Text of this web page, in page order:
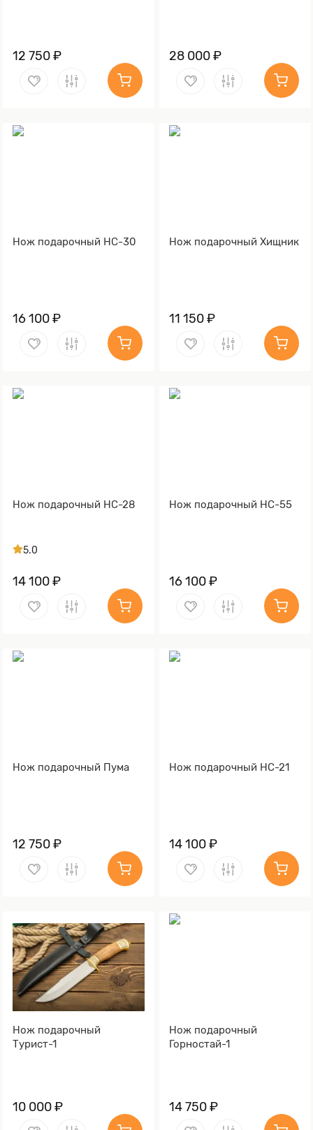
12 750 ₽ 28 000 ₽
Нож подарочный НС-30
16 100 ₽
Нож подарочный Хищник
11 150 ₽
Нож подарочный НС-28
5.0
14 100 ₽
Нож подарочный НС-55
16 100 ₽
Нож подарочный Пума
12 750 ₽
Нож подарочный НС-21
14 100 ₽
Нож подарочный
Турист-1
10 000 ₽
Нож подарочный
Горностай-1
14 750 ₽